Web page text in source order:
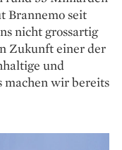
Brannemo seit
nicht grossartig
Zukunft einer der
und
machen wir bereits